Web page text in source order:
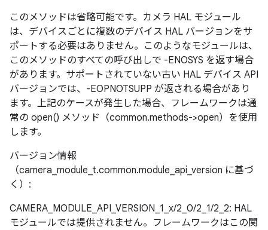
このメソッドは省略可能です。カメラ HAL モジュール
は、デバイスごとに複数のデバイス HAL バージョンをサ
ポートする必要はありません。このようなモジュールは、
このメソッドのすべての呼び出しで -ENOSYS を返す場合
があります。サポートされていない古い HAL デバイス API
バージョンでは、-EOPNOTSUPP が返される場合があり
ます。上記のケースが発生した場合、フレームワークは通
常の open() メソッド（common.methods->open）を使用
します。
バージョン情報
（camera_module_t.common.module_api_version に基づ
く）:
CAMERA_MODULE_API_VERSION_1_x/2_0/2_1/2_2: HAL
モジュールでは提供されません。フレームワークはこの関